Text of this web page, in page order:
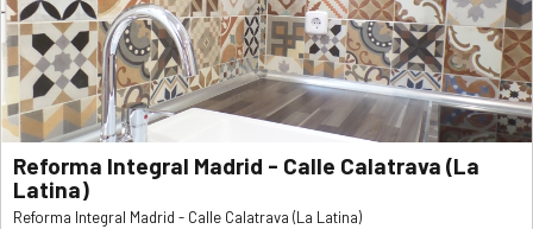
Reforma Integral Madrid - Calle Calatrava (La
Latina)
Reforma Integral Madrid - Calle Calatrava (La Latina)